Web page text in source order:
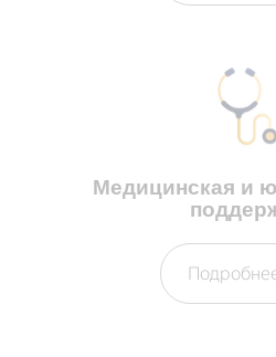
Медицинская и